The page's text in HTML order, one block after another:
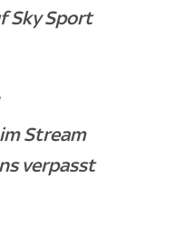
Sky Sport
Stream
verpasst